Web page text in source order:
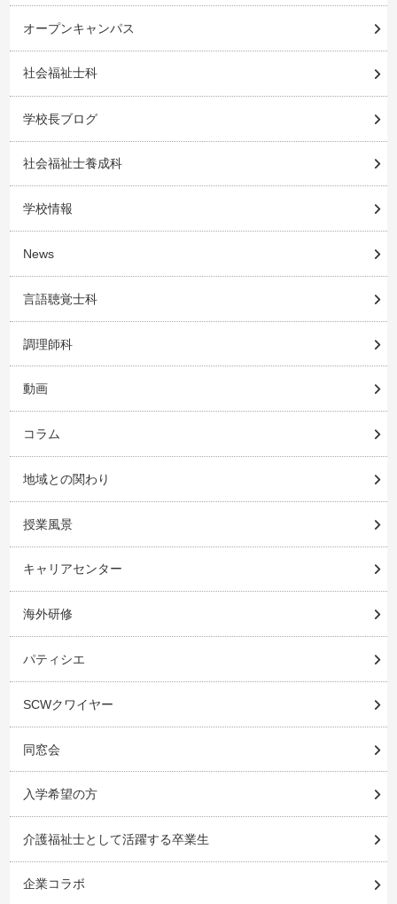
オープンキャンパス
社会福祉士科
学校長ブログ
社会福祉士養成科
学校情報
News
言語聴覚士科
調理師科
動画
コラム
地域との関わり
授業風景
キャリアセンター
海外研修
パティシエ
SCWクワイヤー
同窓会
入学希望の方
介護福祉士として活躍する卒業生
企業コラボ